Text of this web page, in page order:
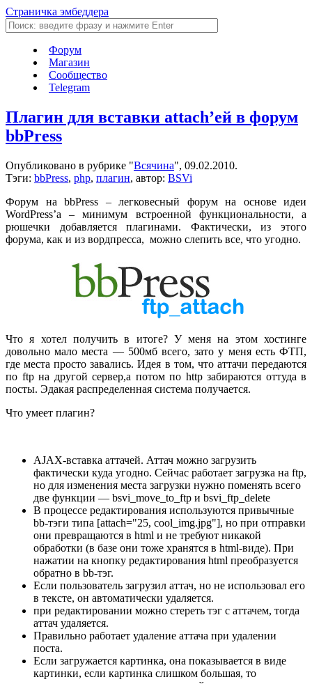
Страничка эмбеддера
Форум
Магазин
Сообщество
Telegram
Плагин для вставки attach’ей в форум
bbPress
Опубликовано в рубрике "Всячина", 09.02.2010.
Тэги: bbPress, php, плагин, автор: BSVi
Форум на bbPress – легковесный форум на основе идеи
WordPress’а – минимум встроенной функциональности, а
рюшечки добавляется плагинами. Фактически, из этого
форума, как и из вордпресса, можно слепить все, что угодно.
Что я хотел получить в итоге? У меня на этом хостинге
довольно мало места — 500мб всего, зато у меня есть ФТП,
где места просто завались. Идея в том, что аттачи передаются
по ftp на другой сервер,а потом по http забираются оттуда в
посты. Эдакая распределенная система получается.
Что умеет плагин?
AJAX-вставка аттачей. Аттач можно загрузить
фактически куда угодно. Сейчас работает загрузка на ftp,
но для изменения места загрузки нужно поменять всего
две функции — bsvi_move_to_ftp и bsvi_ftp_delete
В процессе редактирования используются привычные
bb-тэги типа [attach="25, cool_img.jpg"], но при отправки
они превращаются в html и не требуют никакой
обработки (в базе они тоже хранятся в html-виде). При
нажатии на кнопку редактирования html преобразуется
обратно в bb-тэг.
Если пользователь загрузил аттач, но не использовал его
в тексте, он автоматически удаляется.
при редактировании можно стереть тэг с аттачем, тогда
аттач удаляется.
Правильно работает удаление аттача при удалении
поста.
Если загружается картинка, она показывается в виде
картинки, если картинка слишком большая, то